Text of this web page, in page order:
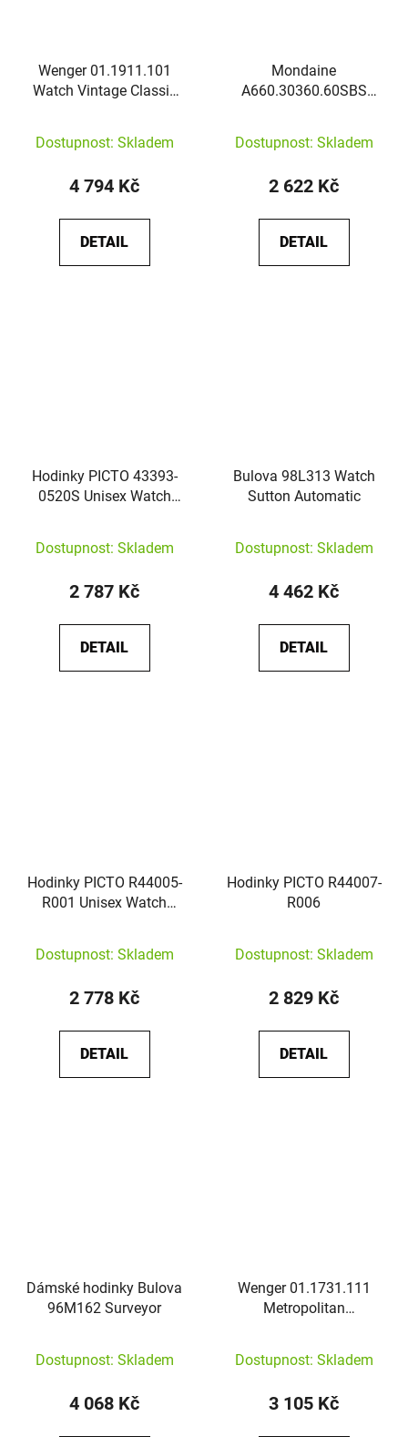
Wenger 01.1911.101
Watch Vintage Classic
Dostupnost: Skladem
4 794 Kč
DETAIL
Mondaine
A660.30360.60SBS
Dostupnost: Skladem
2 622 Kč
DETAIL
Hodinky PICTO 43393-
0520S Unisex Watch
Dostupnost: Skladem
2 787 Kč
DETAIL
Bulova 98L313 Watch
Sutton Automatic
Dostupnost: Skladem
4 462 Kč
DETAIL
Hodinky PICTO R44005-
R001 Unisex Watch
Dostupnost: Skladem
2 778 Kč
DETAIL
Hodinky PICTO R44007-
R006
Dostupnost: Skladem
2 829 Kč
DETAIL
Dámské hodinky Bulova
96M162 Surveyor
Dostupnost: Skladem
4 068 Kč
Wenger 01.1731.111
Metropolitan
Dostupnost: Skladem
3 105 Kč